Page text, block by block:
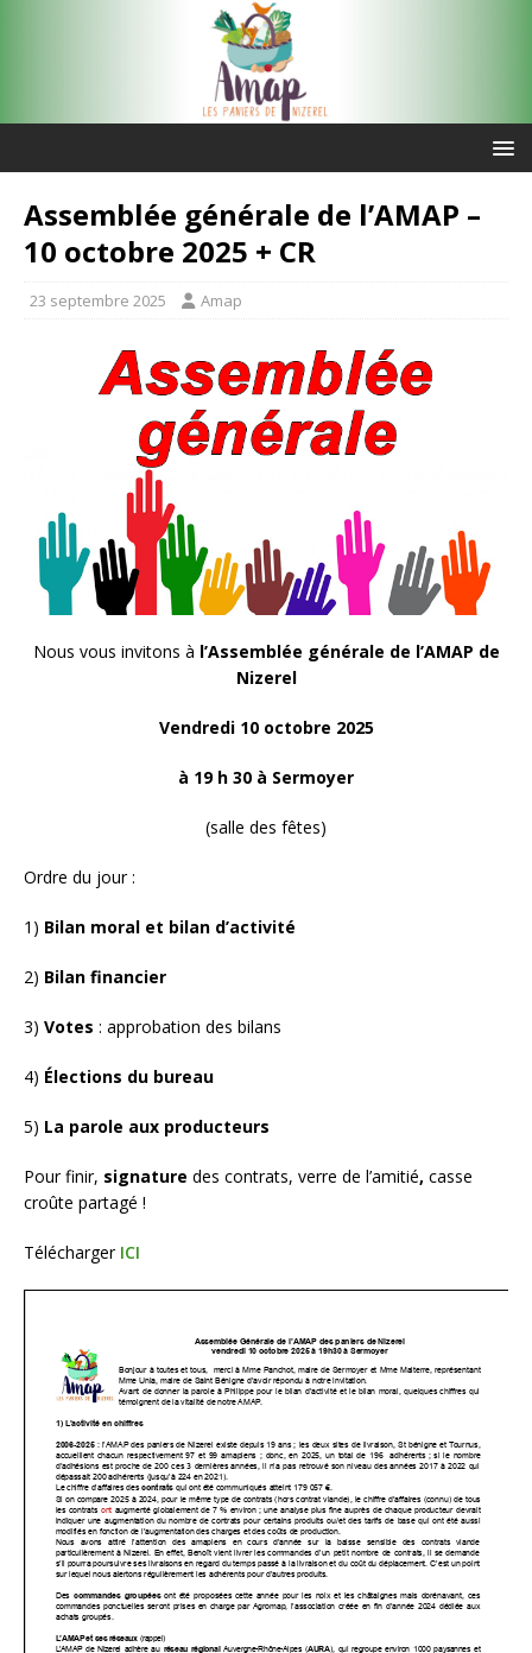
Assemblée générale de l’AMAP –
10 octobre 2025 + CR
23 septembre 2025 Amap
Nous vous invitons à l’Assemblée générale de l’AMAP de
Nizerel
Vendredi 10 octobre 2025
à 19 h 30 à Sermoyer
(salle des fêtes)
Ordre du jour :
1) Bilan moral et bilan d’activité
2) Bilan financier
3) Votes : approbation des bilans
4) Élections du bureau
5) La parole aux producteurs
Pour finir, signature des contrats, verre de l’amitié, casse
croûte partagé !
Télécharger ICI